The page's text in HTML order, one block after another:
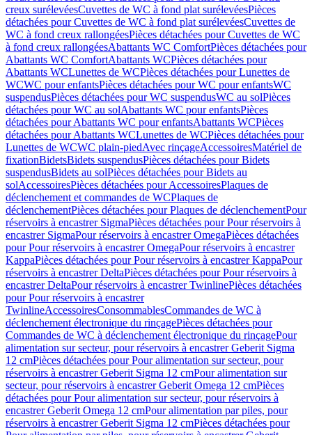
creux surélevéesCuvettes de WC à fond plat surélevéesPièces
détachées pour Cuvettes de WC à fond plat surélevéesCuvettes de
WC à fond creux rallongéesPièces détachées pour Cuvettes de WC
à fond creux rallongéesAbattants WC ComfortPièces détachées pour
Abattants WC ComfortAbattants WCPièces détachées pour
Abattants WCLunettes de WCPièces détachées pour Lunettes de
WCWC pour enfantsPièces détachées pour WC pour enfantsWC
suspendusPièces détachées pour WC suspendusWC au solPièces
détachées pour WC au solAbattants WC pour enfantsPièces
détachées pour Abattants WC pour enfantsAbattants WCPièces
détachées pour Abattants WCLunettes de WCPièces détachées pour
Lunettes de WCWC plain-piedAvec rinçageAccessoiresMatériel de
fixationBidetsBidets suspendusPièces détachées pour Bidets
suspendusBidets au solPièces détachées pour Bidets au
solAccessoiresPièces détachées pour AccessoiresPlaques de
déclenchement et commandes de WCPlaques de
déclenchementPièces détachées pour Plaques de déclenchementPour
réservoirs à encastrer SigmaPièces détachées pour Pour réservoirs à
encastrer SigmaPour réservoirs à encastrer OmegaPièces détachées
pour Pour réservoirs à encastrer OmegaPour réservoirs à encastrer
KappaPièces détachées pour Pour réservoirs à encastrer KappaPour
réservoirs à encastrer DeltaPièces détachées pour Pour réservoirs à
encastrer DeltaPour réservoirs à encastrer TwinlinePièces détachées
pour Pour réservoirs à encastrer
TwinlineAccessoiresConsommablesCommandes de WC à
déclenchement électronique du rinçagePièces détachées pour
Commandes de WC à déclenchement électronique du rinçagePour
alimentation sur secteur, pour réservoirs à encastrer Geberit Sigma
12 cmPièces détachées pour Pour alimentation sur secteur, pour
réservoirs à encastrer Geberit Sigma 12 cmPour alimentation sur
secteur, pour réservoirs à encastrer Geberit Omega 12 cmPièces
détachées pour Pour alimentation sur secteur, pour réservoirs à
encastrer Geberit Omega 12 cmPour alimentation par piles, pour
réservoirs à encastrer Geberit Sigma 12 cmPièces détachées pour